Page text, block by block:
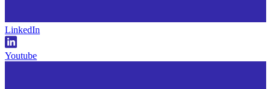
LinkedIn
Youtube